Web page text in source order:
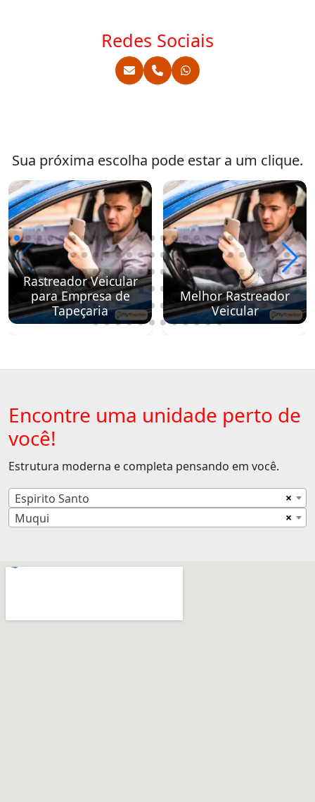
Redes Sociais
Sua próxima escolha pode estar a um clique.
Rastreador Veicular
para Empresa de
Tapeçaria
Melhor Rastreador
Veicular
Encontre uma unidade perto de
você!
Estrutura moderna e completa pensando em você.
×
Espirito Santo
×
Muqui